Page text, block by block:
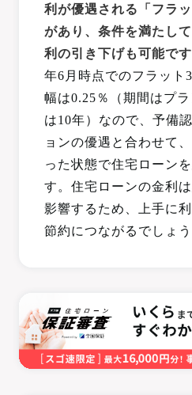
利が優遇される「フラ
があり、条件を満たし
利の引き下げも可能です
年6月時点でのフラット
幅は0.25％（期間はプ
は10年）なので、予備
ョンの優遇と合わせて
った状態で住宅ローン
す。住宅ローンの金利
影響するため、上手に
節約につながるでしょう